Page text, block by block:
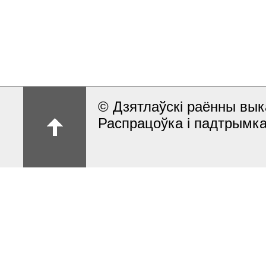
© Дзятлаўскі раённы
Распрацоўка і